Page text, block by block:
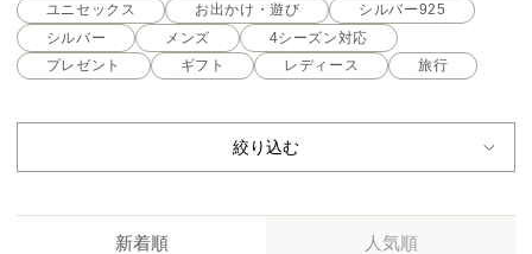
ユニセックス お出かけ・遊び
シルバー925
シルバー
メンズ
4シーズン対応
プレゼント
ギフト レディース 旅行
絞り込む
新着順 人気順